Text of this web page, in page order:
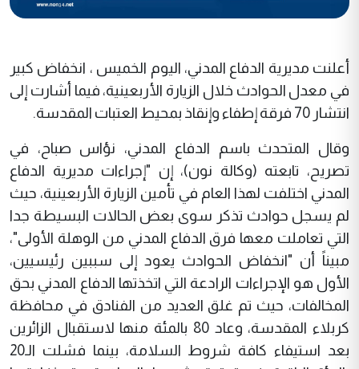
أعلنت مديرية الدفاع المدني، اليوم الخميس ، انخفاض كبير
في معدل الحوادث خلال الزيارة الأربعينية، فيما أشارت إلى
انتشار 70 فرقة إطفاء وإنقاذ بمحيط العتبات المقدسة.
وقال المتحدث باسم الدفاع المدني، نؤاس صباح، في
تصريح، تابعته (وكالة نون)، إن "إجراءات مديرية الدفاع
المدني اختلفت لهذا العام في تأمين الزيارة الأربعينية، حيث
لم يسجل حوادث تذكر سوى بعض الحالات البسيطة جدا
التي تعاملت معها فرق الدفاع المدني من الوهلة الأولى"،
مبيناً أن "انخفاض الحوادث يعود إلى سببين رئيسيين،
الأول هو الإجراءات الرادعة التي اتخذتها الدفاع المدني بحق
المخالفات، حيث تم غلق العديد من الفنادق في محافظة
كربلاء المقدسة، وعاد 80 بالمئة منها لاستقبال الزائرين
بعد استيفاء كافة شروط السلامة، بينما فشلت الـ20